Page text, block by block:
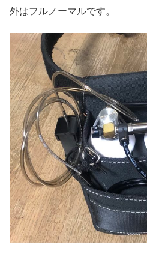
外はフルノーマルです。